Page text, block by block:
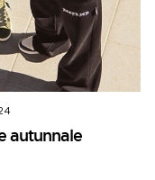
autunnale